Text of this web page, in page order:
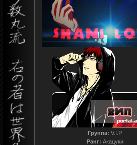
Группа: V.I.P
Ранг: Акацуки